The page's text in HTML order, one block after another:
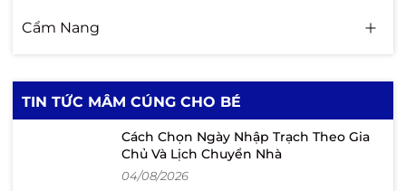
Cẩm Nang
TIN TỨC MÂM CÚNG CHO BÉ
Cách Chọn Ngày Nhập Trạch Theo Gia
Chủ Và Lịch Chuyển Nhà
04/08/2026